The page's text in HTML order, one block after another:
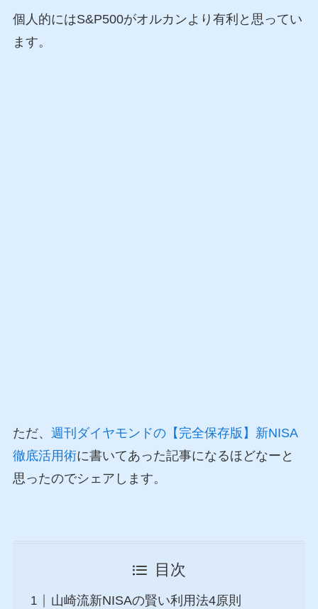
個人的にはS&P500がオルカンより有利と思ってい
ます。
ただ、 週刊ダイヤモンドの【完全保存版】新NISA
徹底活用術に書いてあった記事になるほどなーと
思ったのでシェアします。
目次
山崎流新NISAの賢い利用法4原則